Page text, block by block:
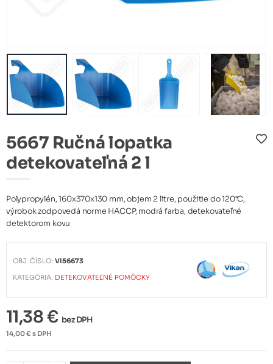
5667 Ručná lopatka
detekovateľná 2 l
Polypropylén, 160x370x130 mm, objem 2 litre, použitie do 120°C,
výrobok zodpovedá norme HACCP, modrá farba, detekovateľné
detektorom kovu
OBJ. ČÍSLO:VI56673
KATEGÓRIA: DETEKOVATEĽNÉ POMÔCKY
11,38 € bez DPH
14,00 € s DPH